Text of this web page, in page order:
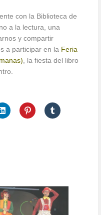
con la Biblioteca de
a la lectura, una
y compartir
a participar en la Feria
, la fiesta del libro